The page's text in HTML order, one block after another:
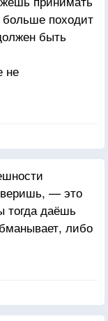
походит
быть
не
Он сознательно
жизни.
но все же
ожидает
Жизнь состоит
ними
веришь, — это
тогда даёшь
либо